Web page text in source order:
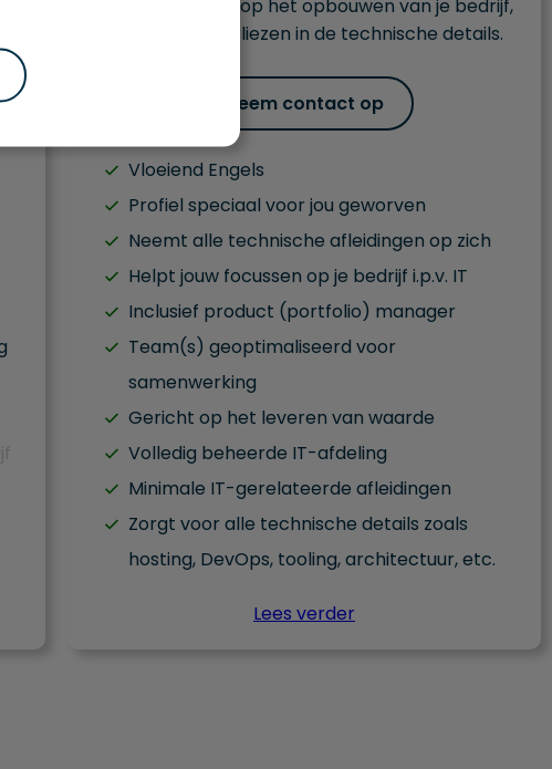
je kunt focussen op het opbouwen van je bedrijf,
zonder je te verliezen in de technische details.
Neem contact op
Vloeiend Engels
Profiel speciaal voor jou geworven
Neemt alle technische afleidingen op zich
Helpt jouw focussen op je bedrijf i.p.v. IT
Inclusief product (portfolio) manager
Team(s) geoptimaliseerd voor
samenwerking
Gericht op het leveren van waarde
Volledig beheerde IT-afdeling
Minimale IT-gerelateerde afleidingen
Zorgt voor alle technische details zoals
hosting, DevOps, tooling, architectuur, etc.
Lees verder